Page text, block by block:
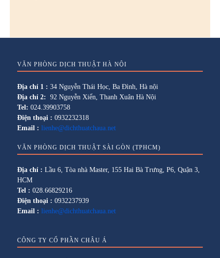
VĂN PHÒNG DỊCH THUẬT HÀ NỘI
Địa chỉ 1 : 34 Nguyễn Thái Học, Ba Đình, Hà nội
Địa chỉ 2: 92 Nguyễn Xiển, Thanh Xuân Hà Nội
Tel: 024.39903758
Điện thoại : 0932232318
Email : lienhe@dichthuatchaua.net
VĂN PHÒNG DỊCH THUẬT SÀI GÒN (TPHCM)
Địa chỉ : Lầu 6, Tòa nhà Master, 155 Hai Bà Trưng, P6, Quận 3,
HCM
Tel : 028.66829216
Điện thoại : 0932237939
Email : lienhe@dichthuatchaua.net
CÔNG TY CỔ PHẦN CHÂU Á